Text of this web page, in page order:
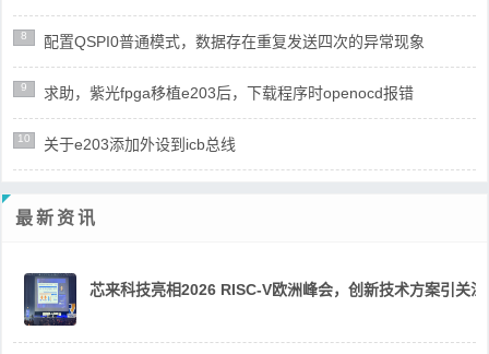
8 配置QSPI0普通模式，数据存在重复发送四次的异常现象
9 求助，紫光fpga移植e203后，下载程序时openocd报错
10 关于e203添加外设到icb总线
最新资讯
芯来科技亮相2026 RISC-V欧洲峰会，创新技术方案引关注